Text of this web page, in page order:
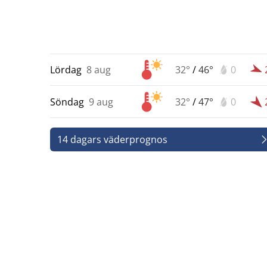
Lördag 8 aug 32° /46° 0
Söndag 9 aug 32° /47° 0
14 dagars väderprognos